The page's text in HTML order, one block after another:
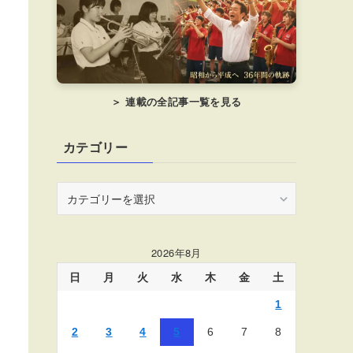
＞ 連載の全記事一覧を見る
カテゴリー
ー
2026年8月
日 月 火 水 木 金 土
1
2 3 4 5 6 7 8